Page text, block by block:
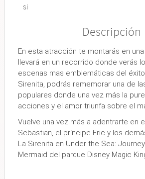
si
Descripción
En esta atracción te montarás en
llevará en un recorrido donde verás
escenas mas emblemáticas del
Sirenita, podrás rememorar una de
populares donde una vez más la
acciones y el amor triunfa sobre el
Vuelve una vez más a adentrarte en
Sebastian, el príncipe Eric y los
La Sirenita en Under the Sea:
Mermaid del parque Disney Magic